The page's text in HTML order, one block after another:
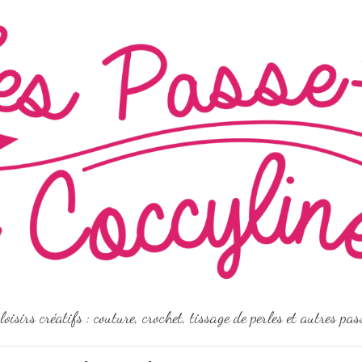
créatifs : couture, crochet, tissage de perles et autres